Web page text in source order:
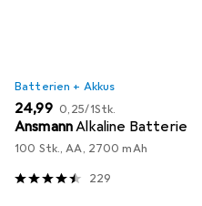
Batterien + Akkus
EUR
24,99 EUR
0,25/1Stk.
AnsmannAlkaline Batterie
100 Stk., AA, 2700 mAh
229